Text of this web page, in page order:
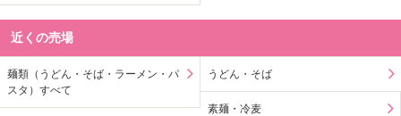
近くの売場
麺類（うどん・そば・ラーメン・パ
スタ）すべて
うどん・そば
素麺・冷麦